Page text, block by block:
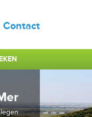
Contact